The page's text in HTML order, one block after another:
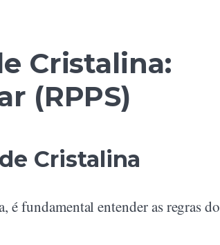
Cristalina:
(RPPS)
Cristalina
fundamental entender as regras do